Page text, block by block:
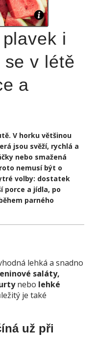
i
v létě
a
V horku většinou
jsou svěží, rychlá a
nebo smažená
nemusí být o
volby: dostatek
porce a jídla, po
parného
lehká a snadno
saláty,
nebo lehké
je také
už při